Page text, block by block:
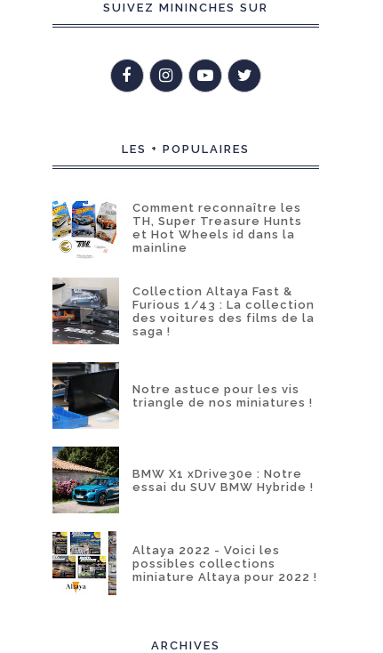
SUIVEZ MININCHES SUR
LES + POPULAIRES
Comment reconnaître les
TH, Super Treasure Hunts
et Hot Wheels id dans la
mainline
Collection Altaya Fast &
Furious 1/43 : La collection
des voitures des films de la
saga !
Notre astuce pour les vis
triangle de nos miniatures !
BMW X1 xDrive30e : Notre
essai du SUV BMW Hybride !
Altaya 2022 - Voici les
possibles collections
miniature Altaya pour 2022 !
ARCHIVES